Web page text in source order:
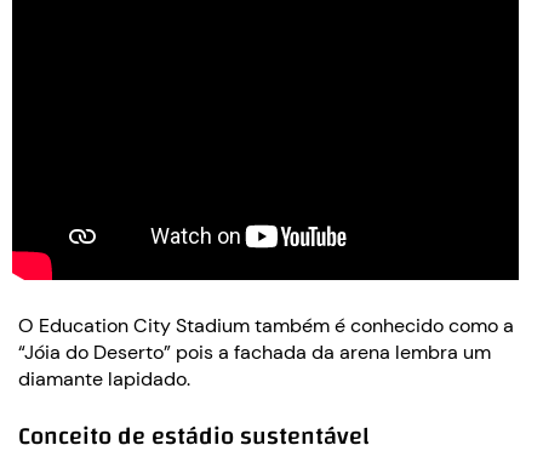
O Education City Stadium também é conhecido como a
“Jóia do Deserto” pois a fachada da arena lembra um
diamante lapidado.
Conceito de estádio sustentável